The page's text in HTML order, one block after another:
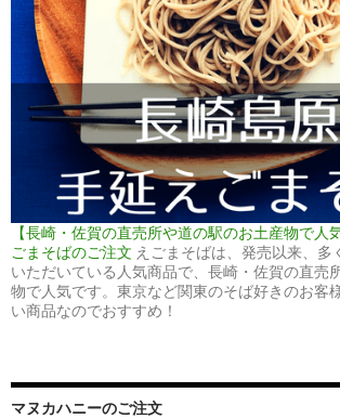
【長崎・佐賀の直売所や道の駅のお土産物で人
ごまそばのご注文 えごまそばは、発売以来、多
いただいている人気商品で、長崎・佐賀の直売
物で人気です。東京など関東のそば好きのお客
い商品なのでおすすめ！
マヌカハニーのご注文